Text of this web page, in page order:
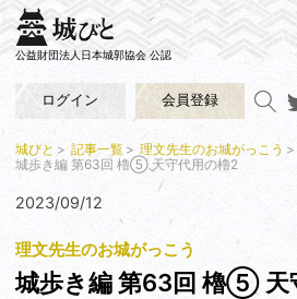
公益財団法人日本城郭協会 公認
ログイン 会員登録
城びと 記事一覧
理文先生のお城がっこう
城歩き編 第63回 櫓⑤ 天守代用の櫓2
2023/09/12
理文先生のお城がっこう
城歩き編 第63回 櫓⑤ 天